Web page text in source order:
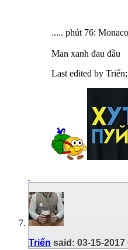
..... phút 76:
Man xanh đau đầu
Last edited by
Triển said: 03-15-2017